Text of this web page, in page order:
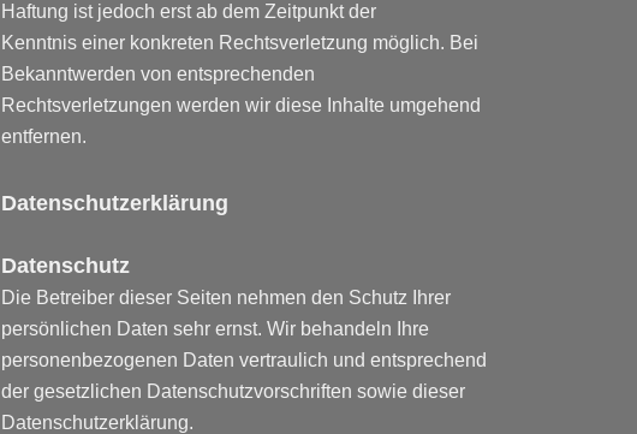
Haftung ist jedoch erst ab dem Zeitpunkt der
Kenntnis einer konkreten Rechtsverletzung möglich. Bei
Bekanntwerden von entsprechenden
Rechtsverletzungen werden wir diese Inhalte umgehend
entfernen.
Datenschutzerklärung
Datenschutz
Die Betreiber dieser Seiten nehmen den Schutz Ihrer
persönlichen Daten sehr ernst. Wir behandeln Ihre
personenbezogenen Daten vertraulich und entsprechend
der gesetzlichen Datenschutzvorschriften sowie dieser
Datenschutzerklärung.